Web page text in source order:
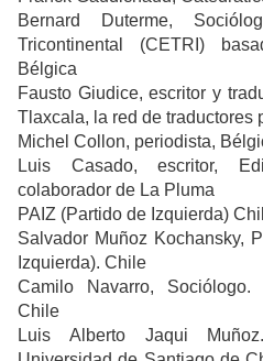
Bernard Duterme,
Tricontinental (CETRI)
Bélgica
Fausto Giudice, escritor y
Tlaxcala, la red de traductores
Michel Collon, periodista,
Luis Casado, escritor,
colaborador de La Pluma
PAIZ (Partido de Izquierda)
Salvador Muñoz Kochansky,
Izquierda). Chile
Camilo Navarro, Sociólogo.
Chile
Luis Alberto Jaqui